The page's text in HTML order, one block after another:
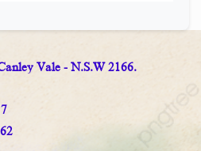
Vale - N.S.W 2166.